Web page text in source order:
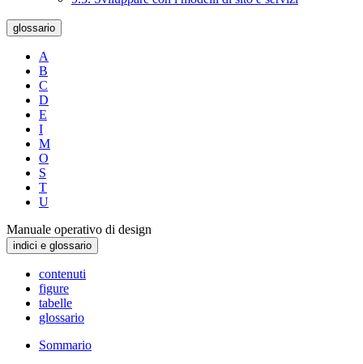
glossario
A
B
C
D
E
I
M
O
S
T
U
Manuale operativo di design
indici e glossario
contenuti
figure
tabelle
glossario
Sommario